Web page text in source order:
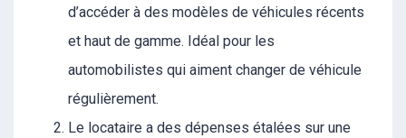
d’accéder à des modèles de véhicules récents
et haut de gamme. Idéal pour les
automobilistes qui aiment changer de véhicule
régulièrement.
Le locataire a des dépenses étalées sur une